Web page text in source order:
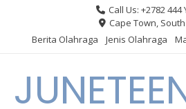
content
Call Us: +2782 444
Cape Town,
Berita Olahraga
Jenis Olahraga